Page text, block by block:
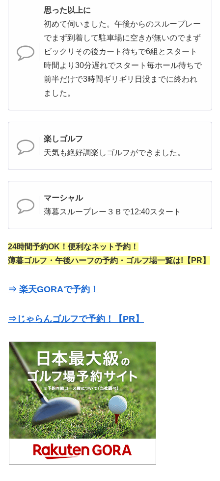
思った以上に
初めて伺いました。午後からのスループレー
でまず到着して駐車場に空きが無いのでまず
ビックリその後カート待ちで6組とスタート
時間より30分遅れでスタート毎ホール待ちで
前半だけで3時間ギリギリ日没までに終われ
ました。
楽しゴルフ
天気も絶好調楽しゴルフができました。
マーシャル
薄暮スループレー３Ｂで12:40スタート
24時間予約OK！便利なネット予約！
薄暮ゴルフ・午後ハーフの予約・ゴルフ場一覧は!【PR】
⇒ 楽天GORAで予約！
⇒じゃらんゴルフで予約！【PR】